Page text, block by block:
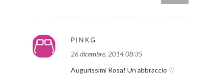
PINKG
26 dicembre, 2014 08:35
Augurissimi Rosa! Un abbraccio ♡